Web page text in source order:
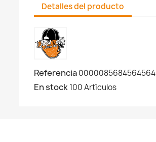
Detalles del producto
Referencia0000085684564564
En stock100 Artículos